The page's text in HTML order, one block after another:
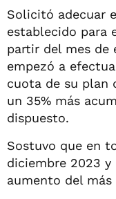
Solicitó adecuar
establecido para
partir del mes de
empezó a
cuota de su plan
un 35% más
dispuesto.
Sostuvo que en
diciembre 2023
aumento del más